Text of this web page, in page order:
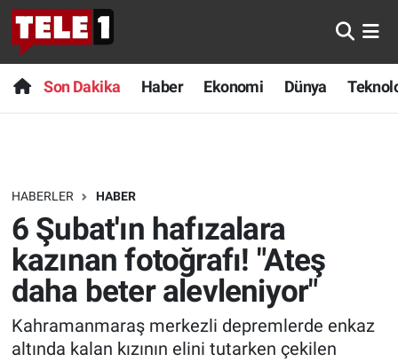
Son Dakika Haber Ekonomi Dünya
HABERLER HABER
6 Şubat'ın hafızalara
kazınan fotoğrafı! "Ateş
daha beter alevleniyor"
Kahramanmaraş merkezli depremlerde enkaz
altında kalan kızının elini tutarken çekilen
Anında Manşet
Başka Sohbetler
Bilim turu
Bilim ve Teknoloji Evreni
Doğa Konuşuyor
Dünya
Son Dakika
Haber
Dünya
Teknoloji
Sağlık
Spor
Nöbetçi Eczaneler
Hava Durumu
Trafik Durumu
Süper Lig Puan Durumu ve Fikstür
Tüm Manşetler
Son Dakika Haberleri